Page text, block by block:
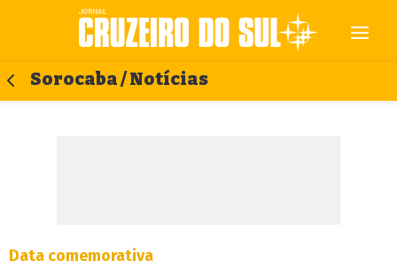
Sorocaba / Notícias
Data comemorativa